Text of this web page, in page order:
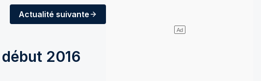
Actualité suivante
2016